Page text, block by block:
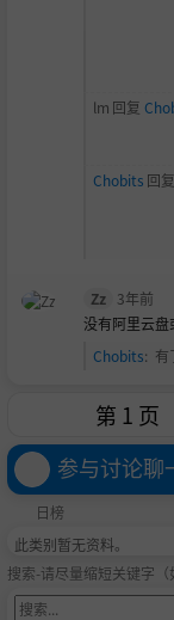
lm 回复
Chobits 回复
Zz 3年前
没有阿里云
Chobits: 有
参与讨论聊
日榜
此类别暂无资料。
搜索-请尽量缩短关键字（